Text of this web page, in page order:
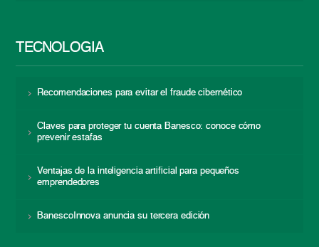
TECNOLOGÍA
Recomendaciones para evitar el fraude cibernético
Claves para proteger tu cuenta Banesco: conoce cómo
prevenir estafas
Ventajas de la inteligencia artificial para pequeños
emprendedores
BanescoInnova anuncia su tercera edición